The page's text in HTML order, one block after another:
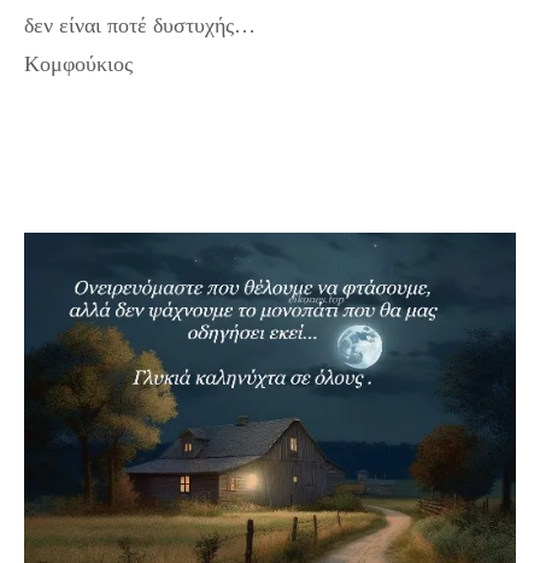
δεν είναι ποτέ δυστυχής…
Κομφούκιος